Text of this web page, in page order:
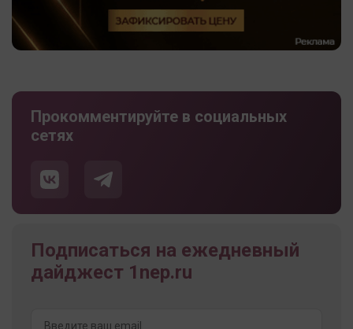
Прокомментируйте в социальных
сетях
Подписаться на ежедневный
дайджест 1nep.ru